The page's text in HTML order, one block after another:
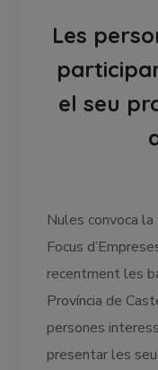
Les
el seu
Nules convoca
Focus
recentment les
Província de
persones
presentar les